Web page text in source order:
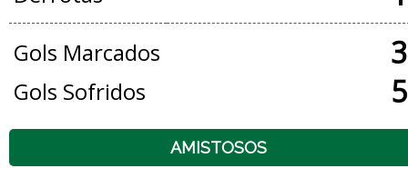
Gols Marcados
Gols Sofridos
AMISTOSOS